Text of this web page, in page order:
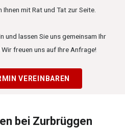
mit Rat und Tat zur Seite.
und lassen Sie uns gemeinsam Ihr
freuen uns auf Ihre Anfrage!
VEREINBAREN
bei Zurbrüggen